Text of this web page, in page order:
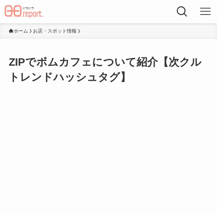
ホーム お店・スポット情報
ZIPでボムカフェについて紹介【次クル
トレンドハッシュタグ】